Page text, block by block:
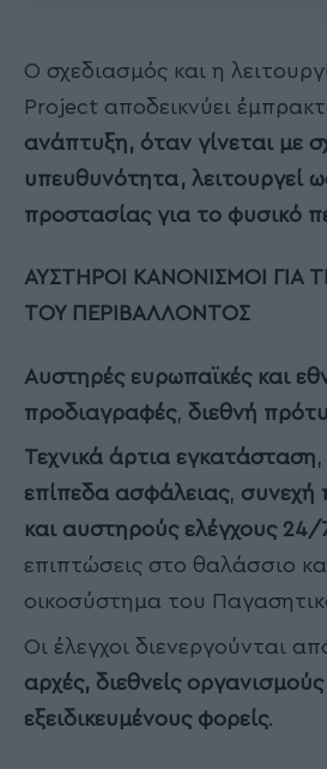
Ο σχεδιασμός και η
Project αποδεικνύει
ανάπτυξη, όταν γίνεται με
υπευθυνότητα, λειτουργεί
προστασίας για το φυσικό
ΑΥΣΤΗΡΟΙ ΚΑΝΟΝΙΣΜΟΙ ΓΙΑ
ΤΟΥ ΠΕΡΙΒΑΛΛΟΝΤΟΣ
Αυστηρές ευρωπαϊκές και
προδιαγραφές, διεθνή
Τεχνικά άρτια εγκατάσταση
επίπεδα ασφάλειας, συνεχή
και αυστηρούς ελέγχους 24/
επιπτώσεις στο θαλάσσιο
οικοσύστημα του
Οι έλεγχοι διενεργούνται
αρχές, διεθνείς οργανισμούς
εξειδικευμένους φορείς.